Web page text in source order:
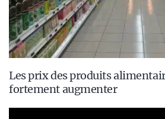
Les prix des produits
fortement augmenter